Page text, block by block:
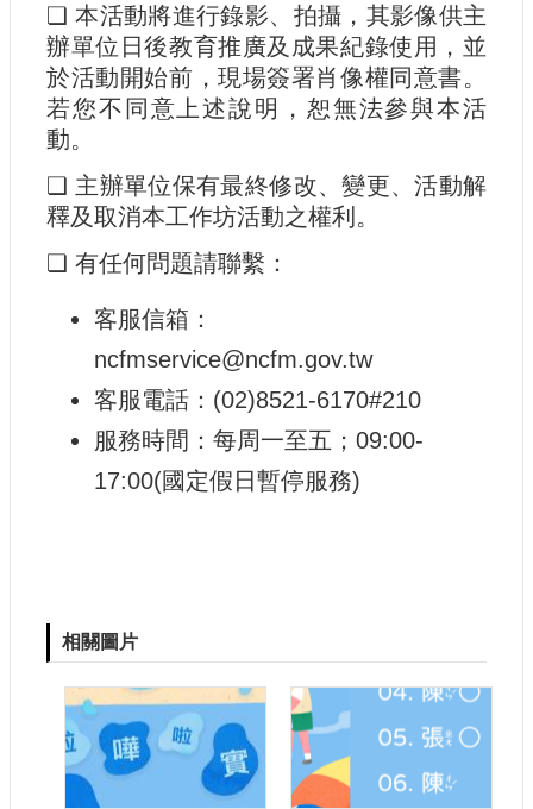
❏ 本活動將進行錄影、拍攝，其影像供主
辦單位日後教育推廣及成果紀錄使用，並
於活動開始前，現場簽署肖像權同意書。
若您不同意上述說明，恕無法參與本活
動。
❏ 主辦單位保有最終修改、變更、活動解
釋及取消本工作坊活動之權利。
❏ 有任何問題請聯繫：
客服信箱：
ncfmservice@ncfm.gov.tw
客服電話：(02)8521-6170#210
服務時間：每周一至五；09:00-
17:00(國定假日暫停服務)
相關圖片